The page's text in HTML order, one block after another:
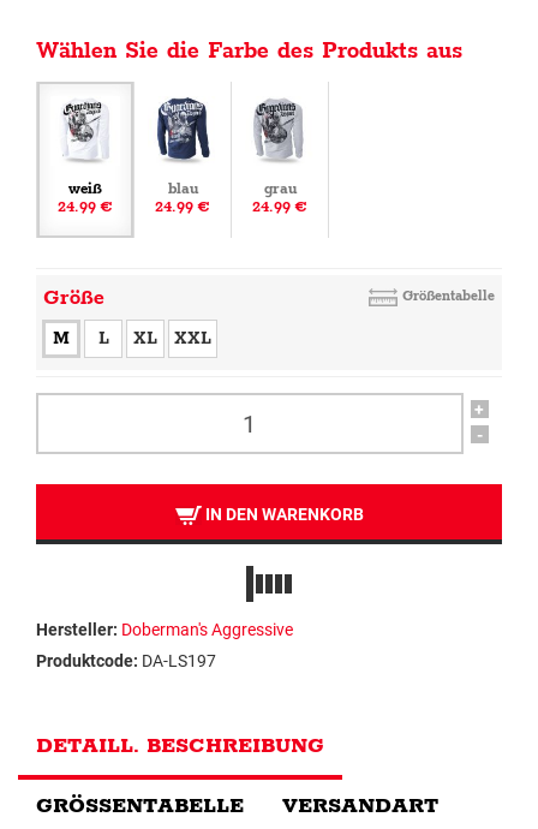
Wählen Sie die Farbe des Produkts aus
weiß
24.99 €
blau
24.99 €
grau
24.99 €
Größe Größentabelle
M L XL XXL
+
-
IN DEN WARENKORB
Hersteller: Doberman's Aggressive
Produktcode: DA-LS197
DETAILL. BESCHREIBUNG
GRÖSSENTABELLE VERSANDART